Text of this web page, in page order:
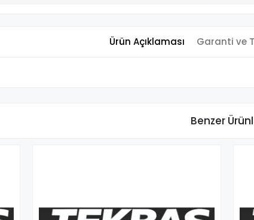
Ürün Açıklaması Garanti ve
Benzer